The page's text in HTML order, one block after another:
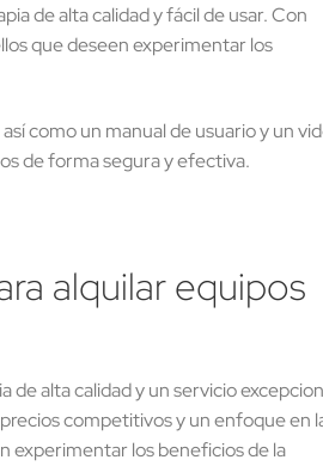
de alta calidad y fácil de usar. Con
que deseen experimentar los
como un manual de usuario y un
de forma segura y efectiva.
alquilar equipos
alta calidad y un servicio
competitivos y un enfoque en
experimentar los beneficios de la